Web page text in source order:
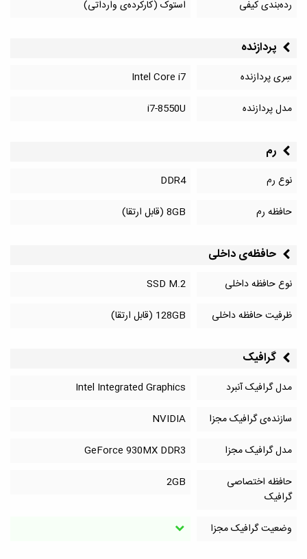
رده‌بندی کیفی استوک (کارکرده‌ی وارداتی)
پردازنده
سِری پردازنده
Intel Core i7
مدل پردازنده
i7-8550U
رم
نوع رم
DDR4
حافظه رم
8GB (قابل ارتقا)
حافظه‌‌ی داخلی
نوع حافظه داخلی
SSD M.2
ظرفیت حافظه داخلی
128GB (قابل ارتقا)
گرافیک
مدل گرافیک آنبرد
Intel Integrated Graphics
سازنده‌ی گرافیک مجزا
NVIDIA
مدل گرافیک مجزا
GeForce 930MX DDR3
حافظه اختصاصی
گرافیک
2GB
وضعیت گرافیک مجزا